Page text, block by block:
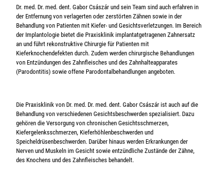
Dr. med. Dr. med. dent. Gabor Császár und sein Team sind auch erfahren in
der Entfernung von verlagerten oder zerstörten Zähnen sowie in der
Behandlung von Patienten mit Kiefer- und Gesichtsverletzungen. Im Bereich
der Implantologie bietet die Praxisklinik implantatgetragenen Zahnersatz
an und führt rekonstruktive Chirurgie für Patienten mit
Kieferknochendefekten durch. Zudem werden chirurgische Behandlungen
von Entzündungen des Zahnfleisches und des Zahnhalteapparates
(Parodontitis) sowie offene Parodontalbehandlungen angeboten.
Die Praxisklinik von Dr. med. Dr. med. dent. Gabor Császár ist auch auf die
Behandlung von verschiedenen Gesichtsbeschwerden spezialisiert. Dazu
gehören die Versorgung von chronischen Gesichtsschmerzen,
Kiefergelenksschmerzen, Kieferhöhlenbeschwerden und
Speicheldrüsenbeschwerden. Darüber hinaus werden Erkrankungen der
Nerven und Muskeln im Gesicht sowie entzündliche Zustände der Zähne,
des Knochens und des Zahnfleisches behandelt.